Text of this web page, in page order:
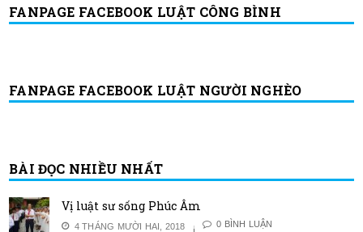
FANPAGE FACEBOOK LUẬT CÔNG BÌNH
FANPAGE FACEBOOK LUẬT NGƯỜI NGHÈO
BÀI ĐỌC NHIỀU NHẤT
Vị luật sư sống Phúc Âm
4 THÁNG MƯỜI HAI, 2018 0 BÌNH LUẬN